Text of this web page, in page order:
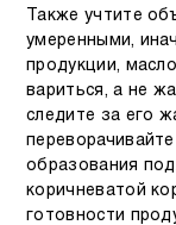
Также учтите
умеренными,
продукции,
вариться, а не
следите за его
образования
коричневатой
готовности